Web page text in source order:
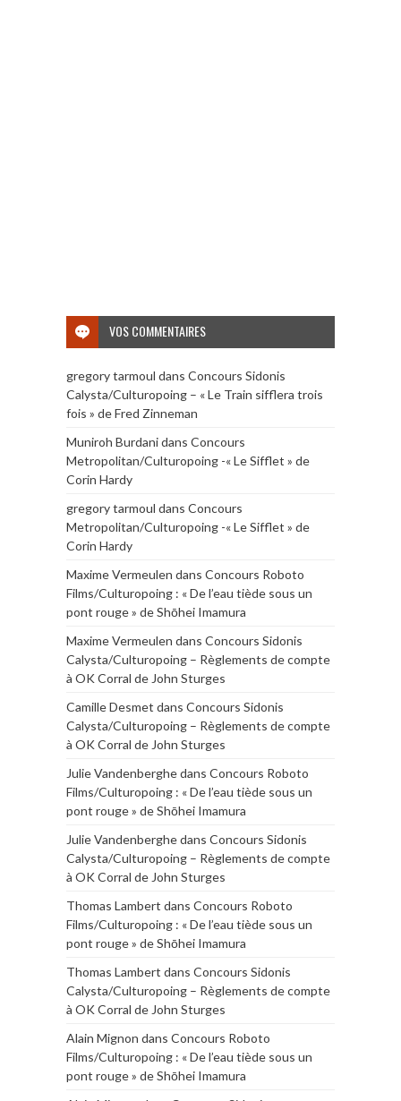
VOS COMMENTAIRES
gregory tarmoul dans Concours Sidonis
Calysta/Culturopoing – « Le Train sifflera trois
fois » de Fred Zinneman
Muniroh Burdanidans Concours
Metropolitan/Culturopoing -« Le Sifflet » de
Corin Hardy
gregory tarmoul dans Concours
Metropolitan/Culturopoing -« Le Sifflet » de
Corin Hardy
Maxime Vermeulen dans Concours Roboto
Films/Culturopoing : « De l’eau tiède sous un
pont rouge » de Shōhei Imamura
Maxime Vermeulen dans Concours Sidonis
Calysta/Culturopoing – Règlements de compte
à OK Corral de John Sturges
Camille Desmet dans Concours Sidonis
Calysta/Culturopoing – Règlements de compte
à OK Corral de John Sturges
Julie Vandenberghedans Concours Roboto
Films/Culturopoing : « De l’eau tiède sous un
pont rouge » de Shōhei Imamura
Julie Vandenberghedans Concours Sidonis
Calysta/Culturopoing – Règlements de compte
à OK Corral de John Sturges
Thomas Lambert dans Concours Roboto
Films/Culturopoing : « De l’eau tiède sous un
pont rouge » de Shōhei Imamura
Thomas Lambert dans Concours Sidonis
Calysta/Culturopoing – Règlements de compte
à OK Corral de John Sturges
Alain Mignon dans Concours Roboto
Films/Culturopoing : « De l’eau tiède sous un
pont rouge » de Shōhei Imamura